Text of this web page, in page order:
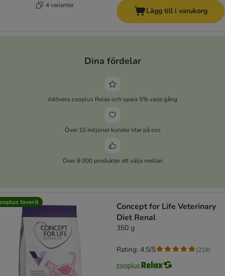
4 varianter
Lägg till i varukorg
Dina fördelar
Aktivera zooplus Relax och spara 5% varje gång
Över 10 miljoner kunder litar på oss
Över 8 000 produkter att välja mellan
favorit
Concept for Life Veterinary
Diet Renal
350 g
Rating: 4.5/5 (218)